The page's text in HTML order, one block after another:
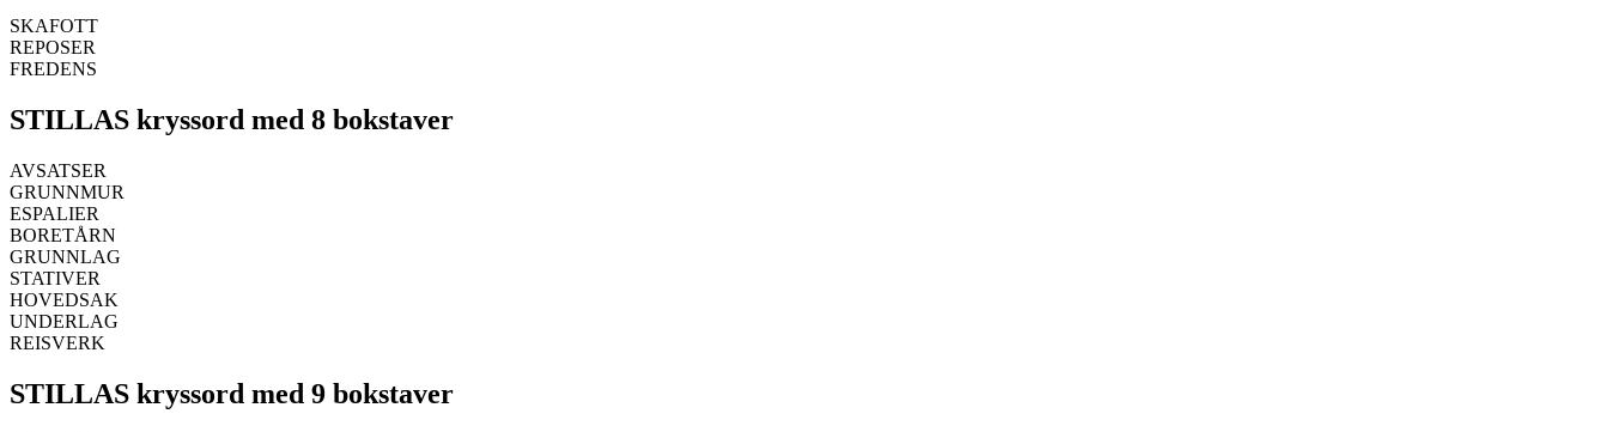
SKAFOTT
REPOSER
FREDENS
STILLAS kryssord med 8 bokstaver
AVSATSER
GRUNNMUR
ESPALIER
BORETÅRN
GRUNNLAG
STATIVER
HOVEDSAK
UNDERLAG
REISVERK
STILLAS kryssord med 9 bokstaver